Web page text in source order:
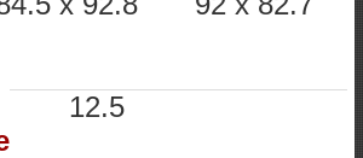
12.5